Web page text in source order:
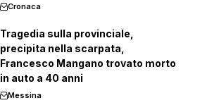
Cronaca
Tragedia sulla provinciale,
precipita nella scarpata,
Francesco Mangano trovato morto
in auto a 40 anni
Messina